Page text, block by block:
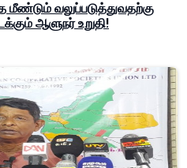
வலுப்படுத்துவதற்கு
ஆளுநர் உறுதி!